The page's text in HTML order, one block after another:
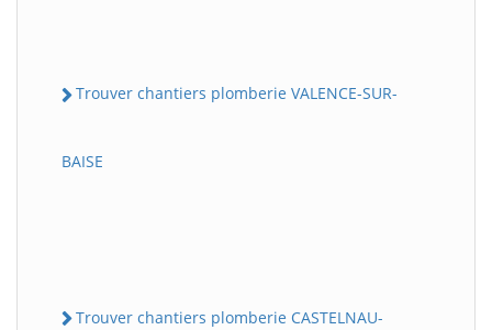
Trouver chantiers plomberie VALENCE-SUR-
BAISE
Trouver chantiers plomberie CASTELNAU-